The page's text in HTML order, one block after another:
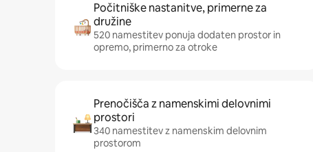
Počitniške nastanitve, primerne za
družine
520 namestitev ponuja dodaten prostor in
opremo, primerno za otroke
Prenočišča z namenskimi delovnimi
prostori
340 namestitev z namenskim delovnim
prostorom